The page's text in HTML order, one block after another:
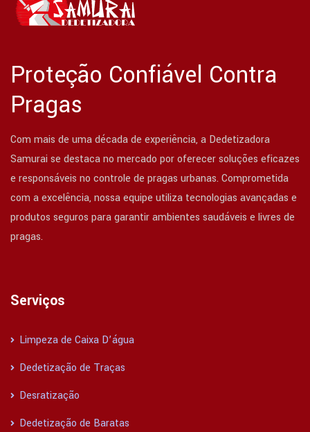
Proteção Confiável Contra
Pragas
Com mais de uma década de experiência, a Dedetizadora
Samurai se destaca no mercado por oferecer soluções eficazes
e responsáveis no controle de pragas urbanas. Comprometida
com a excelência, nossa equipe utiliza tecnologias avançadas e
produtos seguros para garantir ambientes saudáveis e livres de
pragas.
Serviços
Limpeza de Caixa D’água
Dedetização de Traças
Desratização
Dedetização de Baratas